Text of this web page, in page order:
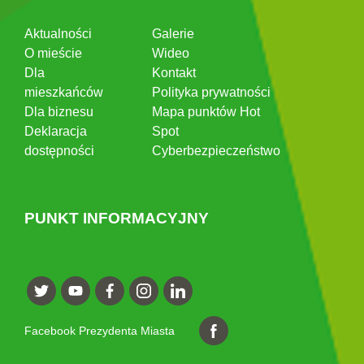
Aktualności
O mieście
Dla
mieszkańców
Dla biznesu
Deklaracja
dostępności
Galerie
Wideo
Kontakt
Polityka prywatności
Mapa punktów Hot
Spot
Cyberbezpieczeństwo
PUNKT INFORMACYJNY
Facebook Prezydenta Miasta